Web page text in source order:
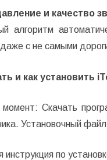
и качество
алгоритм
с не самыми
и как установить
момент: Скачать
Установочный
инструкция по